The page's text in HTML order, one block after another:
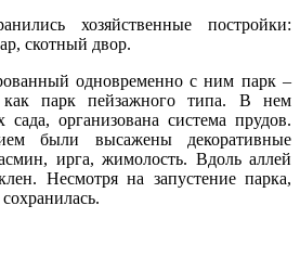
хозяйственные постройки:
скотный двор.
одновременно с ним парк –
как парк пейзажного типа. В нем
сада, организована система прудов.
были высажены декоративные
ирга, жимолость. Вдоль аллей
Несмотря на запустение парка,